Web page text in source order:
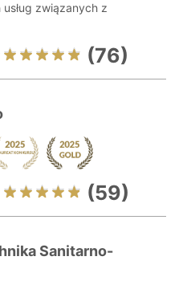
związanych z
(76)
(59)
Sanitarno-